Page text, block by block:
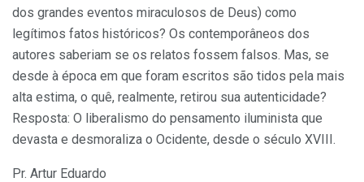
dos grandes eventos miraculosos de Deus) como
legítimos fatos históricos? Os contemporâneos dos
autores saberiam se os relatos fossem falsos. Mas, se
desde à época em que foram escritos são tidos pela mais
alta estima, o quê, realmente, retirou sua autenticidade?
Resposta: O liberalismo do pensamento iluminista que
devasta e desmoraliza o Ocidente, desde o século XVIII.
Pr. Artur Eduardo